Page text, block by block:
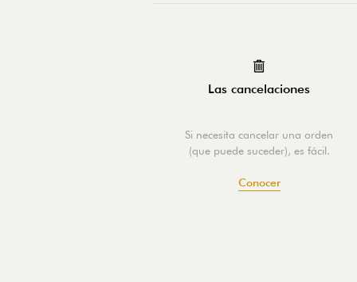
Las cancelaciones
Si necesita cancelar una orden
(que puede suceder), es fácil.
Conocer